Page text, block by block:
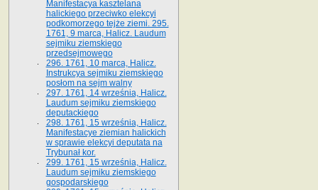
Manifestacya kasztelana
halickiego przeciwko elekcyi
podkomorzego tejże ziemi. 295.
1761, 9 marca, Halicz. Laudum
sejmiku ziemskiego
przedsejmowego
296. 1761, 10 marca, Halicz.
Instrukcya sejmiku ziemskiego
posłom na sejm walny
297. 1761, 14 września, Halicz.
Laudum sejmiku ziemskiego
deputackiego
298. 1761, 15 września, Halicz.
Manifestacye ziemian halickich
w sprawie elekcyi deputata na
Trybunał kor.
299. 1761, 15 września, Halicz.
Laudum sejmiku ziemskiego
gospodarskiego